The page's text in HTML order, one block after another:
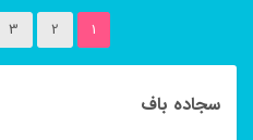
1
2
3
سجاده باف